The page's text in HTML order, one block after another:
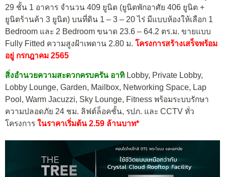
29 ชั้น 1 อาคาร จำนวน 409 ยูนิต (ยูนิตพักอาศัย 406 ยูนิต +
ยูนิตร้านค้า 3 ยูนิต) บนที่ดิน 1 – 3 – 20 ไร่ มีแบบห้องให้เลือก 1
Bedroom และ 2 Bedroom ขนาด 23.6 – 64.2 ตร.ม. ขายแบบ
Fully Fitted ความสูงฝ้าเพดาน 2.80 ม. โครงการสร้างเสร็จพร้อม
อยู่ กรกฎาคม 2565
สิ่งอำนวยความสะดวกครบครัน อาทิ Lobby, Private Lobby,
Lobby Lounge, Garden, Mailbox, Networking Space, Lap
Pool, Warm Jacuzzi, Sky Lounge, Fitness พร้อมระบบรักษา
ความปลอดภัย 24 ชม. ลิฟต์ล็อคชั้น, รปภ. และ CCTV ทั่ว
โครงการ ในราคาเริ่มต้น 2.59 ล้านบาท*